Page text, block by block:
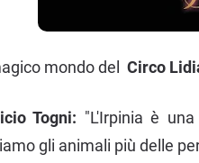
mondo del Circo
Togni: "L'Irpinia è
gli animali più delle